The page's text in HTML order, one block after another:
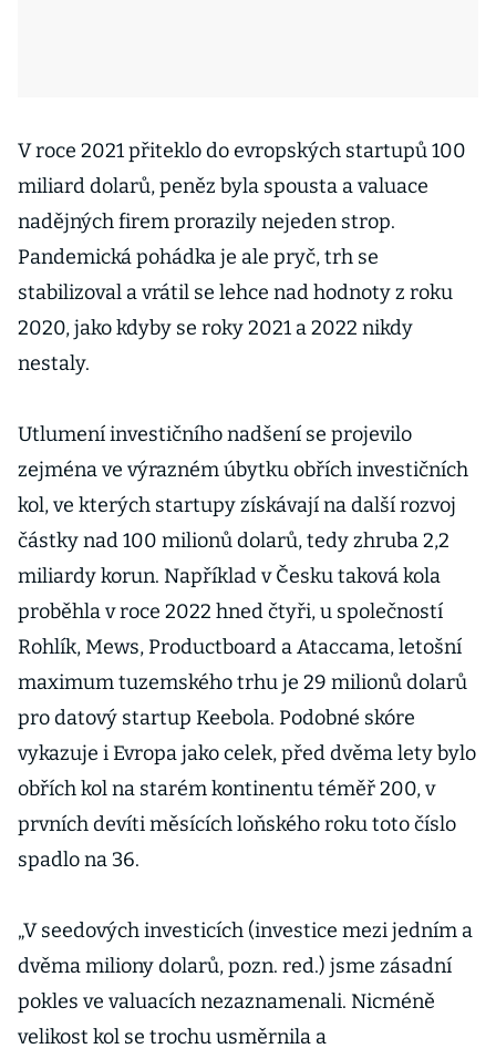
V roce 2021 přiteklo do evropských startupů 100
miliard dolarů, peněz byla spousta a valuace
nadějných firem prorazily nejeden strop.
Pandemická pohádka je ale pryč, trh se
stabilizoval a vrátil se lehce nad hodnoty z roku
2020, jako kdyby se roky 2021 a 2022 nikdy
nestaly.
Utlumení investičního nadšení se projevilo
zejména ve výrazném úbytku obřích investičních
kol, ve kterých startupy získávají na další rozvoj
částky nad 100 milionů dolarů, tedy zhruba 2,2
miliardy korun. Například v Česku taková kola
proběhla v roce 2022 hned čtyři, u společností
Rohlík, Mews, Productboard a Ataccama, letošní
maximum tuzemského trhu je 29 milionů dolarů
pro datový startup Keebola. Podobné skóre
vykazuje i Evropa jako celek, před dvěma lety bylo
obřích kol na starém kontinentu téměř 200, v
prvních devíti měsících loňského roku toto číslo
spadlo na 36.
„V seedových investicích (investice mezi jedním a
dvěma miliony dolarů, pozn. red.) jsme zásadní
pokles ve valuacích nezaznamenali. Nicméně
velikost kol se trochu usměrnila a